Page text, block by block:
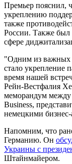
Премьер пояснил,
укреплению
также
России. Также был
сфере
"Одним из важных
стало укрепление
время нашей
Рейн-Вестфалия
меморандум между
Business,
немецкими
Напомним, что
Германию. Он
Украины с
Штайнмайером.